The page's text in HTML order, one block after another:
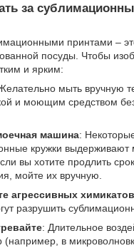
за
принтами –
посуды. Чтобы
и ярким:
мыть вручную
и моющим средством
машина:
кружки
вы хотите продлить
мойте их вручную.
агрессивных химикатов
разрушить
: Длительное
(например, в